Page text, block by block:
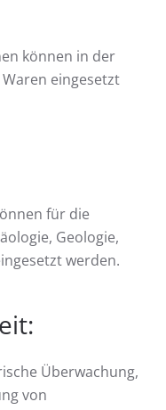
können in der
eingesetzt
für die
Geologie,
werden.
Überwachung,
von